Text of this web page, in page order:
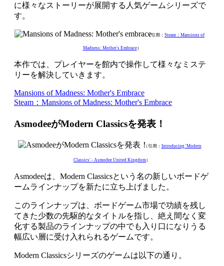
に様々なストーリーが展開する人気ゲームシリーズで
す。
（引用： Steam：Mansions of
Madness: Mother's Embrace）
本作では、プレイヤーを館内で操作して様々なミステ
リーを解決していきます。
Mansions of Madness: Mother's Embrace
Steam：Mansions of Madness: Mother's Embrace
AsmodeeがModern Classicsを発表！
（引用： Introducing 'Modern
Classics' - Asmodee United Kingdom）
Asmodeeは、Modern Classicsという名の新しいボードゲ
ームラインナップを新たに立ち上げました。
このラインナップは、ボードゲーム市場で功績を残し
てきた少数の先駆的なタイトルを指し、絶え間なく変
化する製品のラインナップの中でも入り口になりうる
幅広い層に受け入れられるゲームです。
Modern Classicsシリーズのゲームは以下の通り。